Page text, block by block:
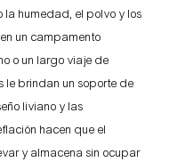
la humedad, el polvo y los
un campamento
o un largo viaje de
le brindan un soporte de
liviano y las
hacen que el
y almacena sin ocupar